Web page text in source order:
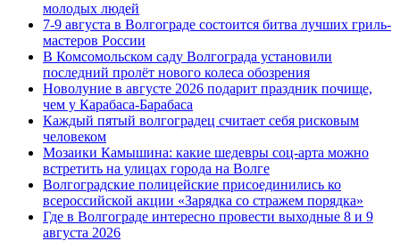
молодых людей
7-9 августа в Волгограде состоится битва лучших гриль-
мастеров России
В Комсомольском саду Волгограда установили
последний пролёт нового колеса обозрения
Новолуние в августе 2026 подарит праздник почище,
чем у Карабаса-Барабаса
Каждый пятый волгоградец считает себя рисковым
человеком
Мозаики Камышина: какие шедевры соц-арта можно
встретить на улицах города на Волге
Волгоградские полицейские присоединились ко
всероссийской акции «Зарядка со стражем порядка»
Где в Волгограде интересно провести выходные 8 и 9
августа 2026